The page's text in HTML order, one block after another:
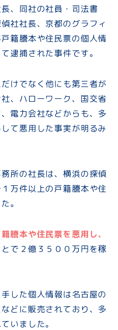
、同社の社員・司法書
社社長、京都のグラフィ
籍謄本や住民票の個人情
逮捕された事件です。
けでなく他にも第三者が
、ハローワーク、国交省
電力会社などからも、多
て悪用した事実が明るみ
所の社長は、横浜の探偵
万件以上の戸籍謄本や住
。
謄本や住民票を悪用し、
とで２億３５００万円を稼
した個人情報は名古屋の
どに販売されており、多
いました。